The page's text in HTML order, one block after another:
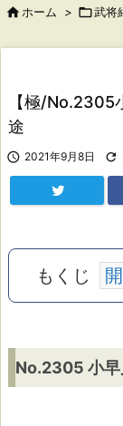
 ホーム > 武将
【極/No.2305
途
 2021年9月8日 
もくじ
N
o.
No.2305 小